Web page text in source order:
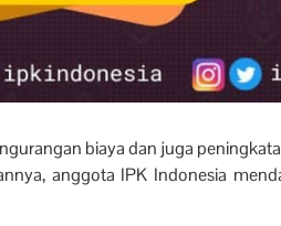
biaya dan juga
anggota IPK Indonesia